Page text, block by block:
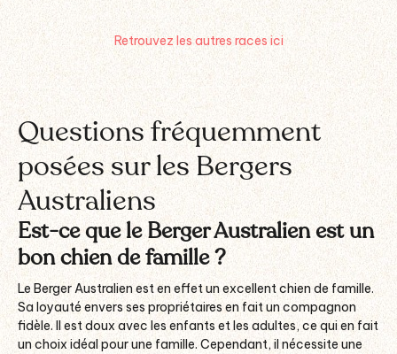
Retrouvez les autres races ici
Questions fréquemment
posées sur les Bergers
Australiens
Est-ce que le Berger Australien est un
bon chien de famille ?
Le Berger Australien est en effet un excellent chien de famille.
Sa loyauté envers ses propriétaires en fait un compagnon
fidèle. Il est doux avec les enfants et les adultes, ce qui en fait
un choix idéal pour une famille. Cependant, il nécessite une